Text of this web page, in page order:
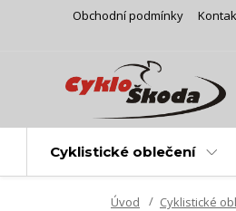
Obchodní podmínky
Cyklistické oblečení
Úvod Cyklistické